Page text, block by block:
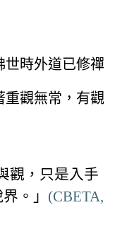
世時外道已修禪
重觀無常，有觀
觀，只是入手
。」 (CBETA,